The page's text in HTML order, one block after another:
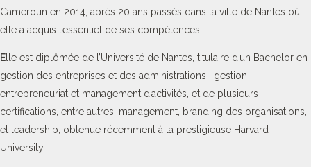
Cameroun en 2014, après 20 ans passés dans la ville de Nantes où
elle a acquis l’essentiel de ses compétences.
E lle est diplômée de l’Université de Nantes, titulaire d’un Bachelor en
gestion des entreprises et des administrations : gestion
entrepreneuriat et management d’activités, et de plusieurs
certifications, entre autres, management, branding des organisations,
et leadership, obtenue récemment à la prestigieuse Harvard
University.